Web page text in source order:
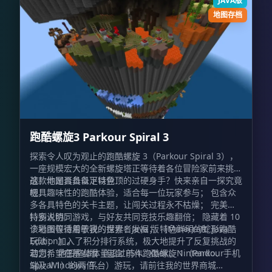
地图存档
跑酷螺旋3 Parkour Spiral 3
探索令人叹为观止的跑酷螺旋 3（Parkour Spiral 3），
一座规模宏大的全新螺旋塔正等待着各位冒险家前来挑
战！你是否具备足以登顶的过硬身手？快来亲自一探究竟
吧！
这款地图具备以下特色：
极具趣味性的跑酷体验，适合每一位玩家参与； 包含众
多各具特色的关卡主题，让闯关过程永不枯燥； 完美支
持多人协同游戏，与好友共同竞技乐趣翻倍； 隐藏着 10
个彩蛋等待着敏锐的探索者发掘； 特色鲜明的蛇形跑酷
玩法； 加入了积分排行系统，极大地提升了反复挑战的
动力； 地图整体体量超过前作跑酷螺旋 1（Parkour
Spiral 1）的两倍。
特别说明：
该地图仅适用于我的世界：Java 版（Minecraft: Java
Edition）。
若您希望在基岩版（包含 PS4、Xbox、Nintendo、手机
端及 Windows 平台）游玩，请前往我的世界商城